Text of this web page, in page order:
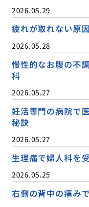
2026.05.29
疲れが取れない原
2026.05.28
慢性的なお腹の不
科
2026.05.27
妊活専門の病院で
秘訣
2026.05.27
生理痛で婦人科を
2026.05.25
右側の背中の痛み